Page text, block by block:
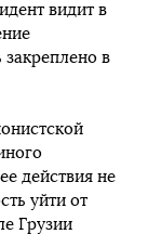
видит в
в
действия не
уйти от
Грузии